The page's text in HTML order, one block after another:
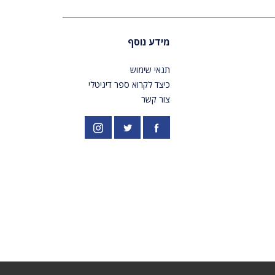
מידע נוסף
תנאי שימוש
כיצד לקרוא ספר דיגיטלי
צור קשר
פייסבוק PardesPublish
אינסטגרם